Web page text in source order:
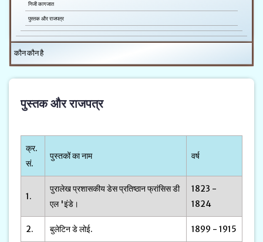
पुस्तक और राजपत्र
क्र.
सं.
पुस्तकों का नाम वर्ष
1.
पुरालेख प्रशासकीय डेस प्रतिष्ठान फ्रांसिस डी
एल 'इंडे।
1823 -
1824
2. बुलेटिन डे लोई. 1899 - 1915
निजी कागजात
पुस्तक और राजपत्र
कौन कौन है